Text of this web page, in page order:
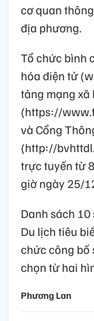
cơ quan
địa phương.
Tổ chức bình
hóa điện tử
tảng mạng xã
(https://
và Cổng
(http://
trực tuyến từ
giờ ngày 25/
Danh sách
Du lịch tiêu
chức công bố
chọn từ hai
Phương Lan